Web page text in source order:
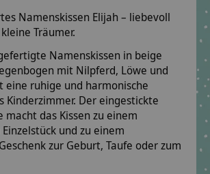
Namenskissen Elijah – liebevoll
Träumer.
Namenskissen in beige
mit Nilpferd, Löwe und
eine ruhige und harmonische
Kinderzimmer. Der eingestickte
macht das Kissen zu einem
und zu einem
zur Geburt, Taufe oder zum